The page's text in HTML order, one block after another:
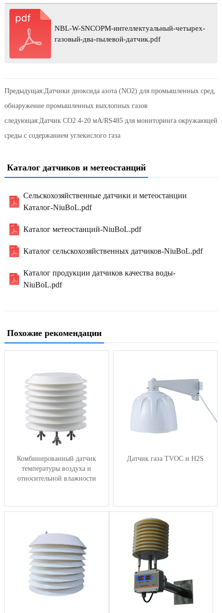
NBL-W-SNCOPM-интеллектуальный-четырех-
газовый-два-пылевой-датчик.pdf
Предыдущая:Датчики диоксида азота (NO2) для промышленных сред,
обнаружение промышленных выхлопных газов
следующая:Датчик CO2 4-20 мА/RS485 для мониторинга окружающей
среды с содержанием углекислого газа
Каталог датчиков и метеостанций
Сельскохозяйственные датчики и метеостанции
Каталог-NiuBoL.pdf
Каталог метеостанций-NiuBoL.pdf
Каталог сельскохозяйственных датчиков-NiuBoL.pdf
Каталог продукции датчиков качества воды-
NiuBoL.pdf
Похожие рекомендации
Комбинированный датчик
температуры воздуха и
относительной влажности
Датчик газа TVOC и H2S